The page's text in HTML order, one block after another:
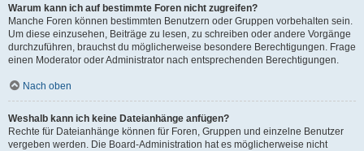
Warum kann ich auf bestimmte Foren nicht zugreifen?
Manche Foren können bestimmten Benutzern oder Gruppen vorbehalten sein.
Um diese einzusehen, Beiträge zu lesen, zu schreiben oder andere Vorgänge
durchzuführen, brauchst du möglicherweise besondere Berechtigungen. Frage
einen Moderator oder Administrator nach entsprechenden Berechtigungen.
Nach oben
Weshalb kann ich keine Dateianhänge anfügen?
Rechte für Dateianhänge können für Foren, Gruppen und einzelne Benutzer
vergeben werden. Die Board-Administration hat es möglicherweise nicht